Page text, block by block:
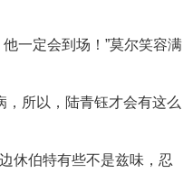
一定会到场！”莫尔笑容满
所以，陆青钰才会有这么
休伯特有些不是兹味，忍